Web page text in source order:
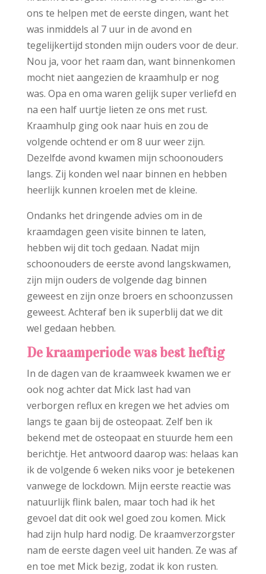
ons te helpen met de eerste dingen, want het
was inmiddels al 7 uur in de avond en
tegelijkertijd stonden mijn ouders voor de deur.
Nou ja, voor het raam dan, want binnenkomen
mocht niet aangezien de kraamhulp er nog
was. Opa en oma waren gelijk super verliefd en
na een half uurtje lieten ze ons met rust.
Kraamhulp ging ook naar huis en zou de
volgende ochtend er om 8 uur weer zijn.
Dezelfde avond kwamen mijn schoonouders
langs. Zij konden wel naar binnen en hebben
heerlijk kunnen kroelen met de kleine.
Ondanks het dringende advies om in de
kraamdagen geen visite binnen te laten,
hebben wij dit toch gedaan. Nadat mijn
schoonouders de eerste avond langskwamen,
zijn mijn ouders de volgende dag binnen
geweest en zijn onze broers en schoonzussen
geweest. Achteraf ben ik superblij dat we dit
wel gedaan hebben.
De kraamperiode was best heftig
In de dagen van de kraamweek kwamen we er
ook nog achter dat Mick last had van
verborgen reflux en kregen we het advies om
langs te gaan bij de osteopaat. Zelf ben ik
bekend met de osteopaat en stuurde hem een
berichtje. Het antwoord daarop was: helaas kan
ik de volgende 6 weken niks voor je betekenen
vanwege de lockdown. Mijn eerste reactie was
natuurlijk flink balen, maar toch had ik het
gevoel dat dit ook wel goed zou komen. Mick
had zijn hulp hard nodig. De kraamverzorgster
nam de eerste dagen veel uit handen. Ze was af
en toe met Mick bezig, zodat ik kon rusten.